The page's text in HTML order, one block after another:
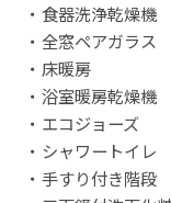
・食器洗浄乾燥機
・全窓ペアガラス
・床暖房
・浴室暖房乾燥機
・エコジョーズ
・シャワートイレ
・手すり付き階段